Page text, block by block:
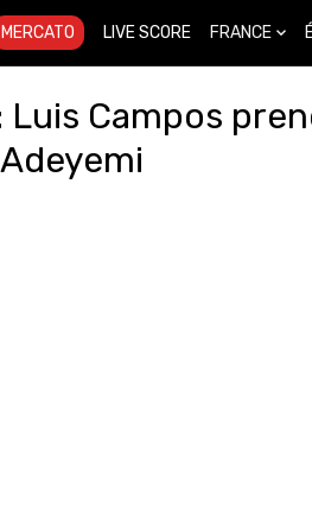
MERCATO LIVE SCORE FRANCE
Luis Campos